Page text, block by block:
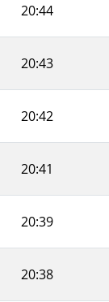
20:44
20:43
20:42
20:41
20:39
20:38